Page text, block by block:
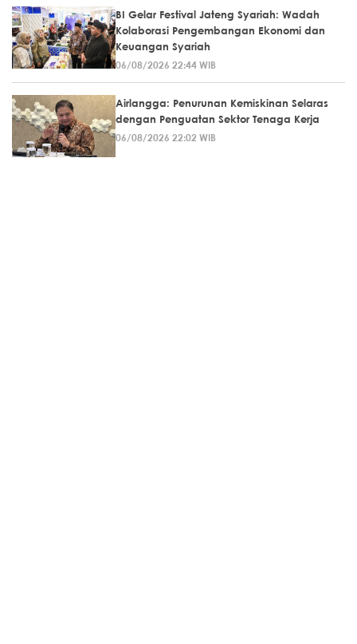
BI Gelar Festival Jateng Syariah: Wadah
Kolaborasi Pengembangan Ekonomi dan
Keuangan Syariah
06/08/2026 22:44 WIB
Airlangga: Penurunan Kemiskinan Selaras
dengan Penguatan Sektor Tenaga Kerja
06/08/2026 22:02 WIB